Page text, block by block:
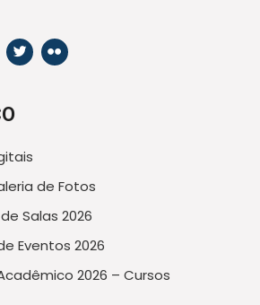
de Fotos
Salas 2026
Eventos 2026
2026 – Cursos